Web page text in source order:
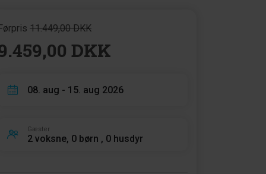
11.449,00 DKK
DKK
08. aug - 15. aug 2026
Gæster
2 voksne, 0 børn , 0 husdyr